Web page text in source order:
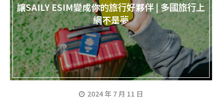
讓SAILY ESIM變成你的旅行好夥伴 | 多國旅行上
網不是夢
2024 年 7 月 11 日